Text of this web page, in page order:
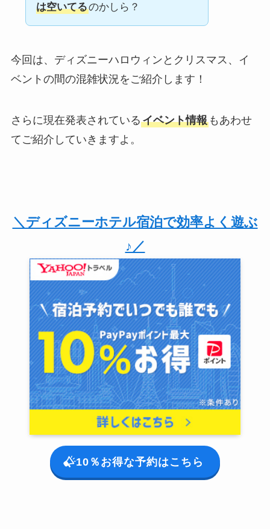
は空いてるのかしら？
今回は、ディズニーハロウィンとクリスマス、イ
ベントの間の混雑状況をご紹介します！
さらに現在発表されているイベント情報もあわせ
てご紹介していきますよ。
＼ディズニーホテル宿泊で効率よく遊ぶ
♪／
10％お得な予約はこちら